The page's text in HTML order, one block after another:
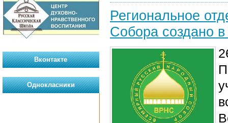
Региональное
Собора создано
Вконтакте
Однокласники